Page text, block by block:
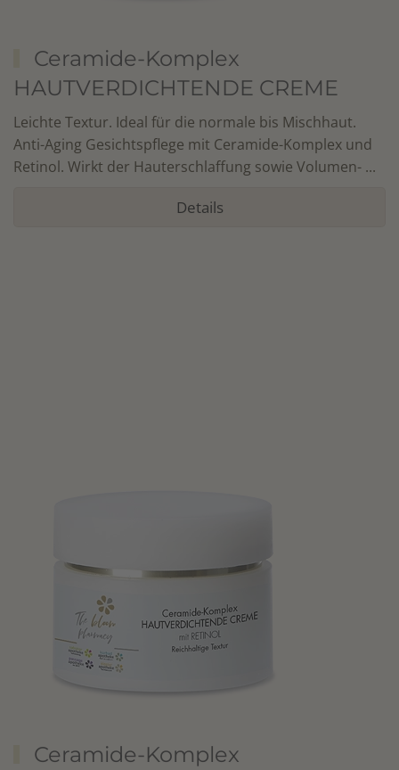
Ceramide-Komplex
HAUTVERDICHTENDE CREME
Leichte Textur. Ideal für die normale bis Mischhaut.
Anti-Aging Gesichtspflege mit Ceramide-Komplex und
Retinol. Wirkt der Hauterschlaffung sowie Volumen- ...
Details
Ceramide-Komplex